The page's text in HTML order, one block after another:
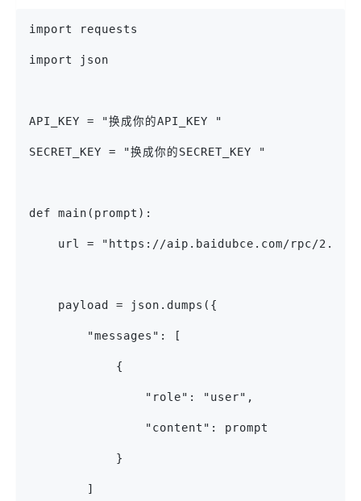
import requests
import json
API_KEY = "换成你的API_KEY "
SECRET_KEY = "换成你的SECRET_KEY "
def main(prompt):
url = "https://aip.baidubce.com/rpc/2.0/
    payload = json.dumps({
        "messages": [
            {
                "role": "user",
                "content": prompt
            }
        ]